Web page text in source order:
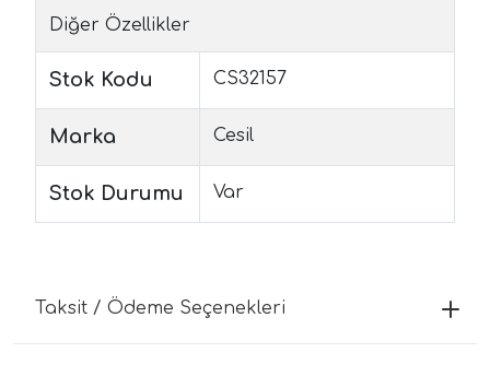
Diğer Özellikler
Stok Kodu CS32157
Marka Cesil
Stok Durumu Var
Taksit / Ödeme Seçenekleri